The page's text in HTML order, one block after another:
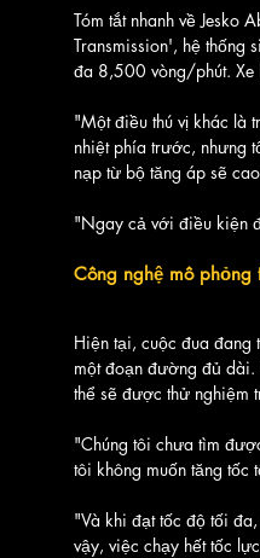
Tóm tắt nhanh về Jesko
Transmission', hệ thống
đa 8,500 vòng/phút. Xe
"Một điều thú vị khác là
nhiệt phía trước, nhưng
nạp từ bộ tăng áp sẽ
"Ngay cả với điều kiện
Công nghệ mô
Hiện tại, cuộc đua đang
một đoạn đường đủ dài.
thể sẽ được thử nghiệm
"Chúng tôi chưa tìm
tôi không muốn tăng
"Và khi đạt tốc độ tối
vậy, việc chạy hết tốc